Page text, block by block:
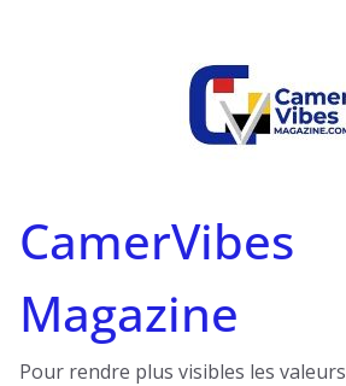
CamerVibes
Magazine
Pour rendre plus visibles les valeurs